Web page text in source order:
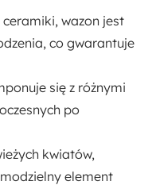
wazon jest
co gwarantuje
się z różnymi
po
kwiatów,
element